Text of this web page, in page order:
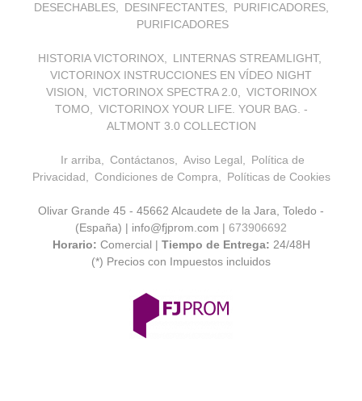
DESECHABLES
DESINFECTANTES
PURIFICADORES
PURIFICADORES
HISTORIA VICTORINOX
LINTERNAS STREAMLIGHT
VICTORINOX INSTRUCCIONES EN VÍDEO NIGHT
VISION
VICTORINOX SPECTRA 2.0
VICTORINOX
TOMO
VICTORINOX YOUR LIFE. YOUR BAG. -
ALTMONT 3.0 COLLECTION
Ir arriba Contáctanos Aviso Legal
Política de
Privacidad
Condiciones de Compra Políticas de Cookies
Olivar Grande 45 - 45662 Alcaudete de la Jara, Toledo -
(España) | info@fjprom.com | 673906692
Horario: Comercial | Tiempo de Entrega: 24/48H
(*) Precios con Impuestos incluidos